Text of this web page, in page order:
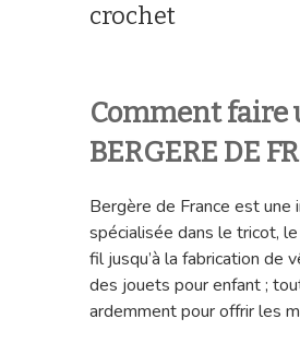
crochet
Comment faire
BERGERE DE
Bergère de France est
spécialisée dans le tricot,
fil jusqu’à la fabrication de
des jouets pour enfant ;
ardemment pour offrir les